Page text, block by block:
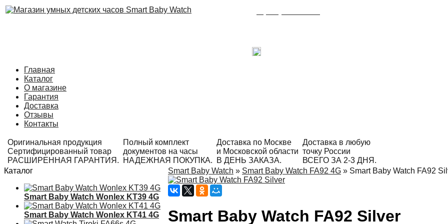
Главная
Каталог
О магазине
Гарантия
Доставка
Отзывы
Контакты
Оригинальная продукция
Сертифицированный товар
РАСШИРЕННАЯ ГАРАНТИЯ.
Полный комплект
документов на часы
НАДЕЖНАЯ ПОКУПКА.
Доставка по Москве
и Московской области
В ДЕНЬ ЗАКАЗА.
Доставка в любую
точку России
ВСЕГО ЗА 2-3 ДНЯ.
Каталог
Smart Baby Watch Wonlex KT39 4G
Smart Baby Watch Wonlex KT41 4G
Smart Baby Watch » Smart Baby Watch FA92 4G » Smart Baby Watch FA92
Smart Baby Watch FA92 Silver